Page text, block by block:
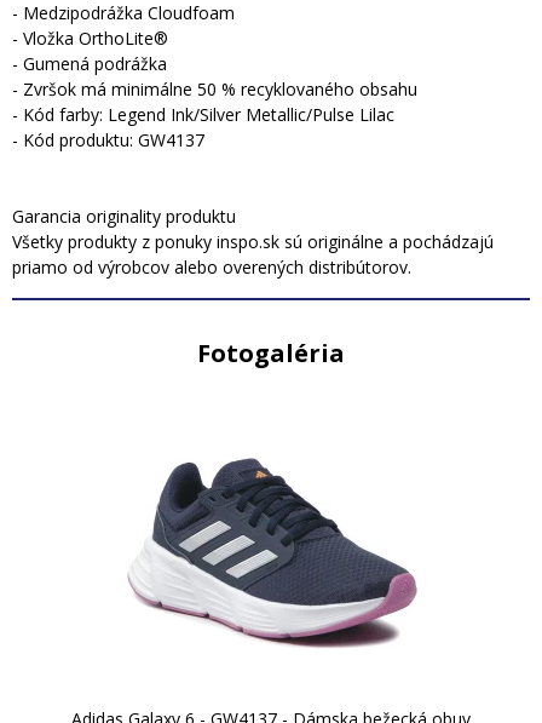
- Medzipodrážka Cloudfoam
- Vložka OrthoLite®
- Gumená podrážka
- Zvršok má minimálne 50 % recyklovaného obsahu
- Kód farby: Legend Ink/Silver Metallic/Pulse Lilac
- Kód produktu: GW4137
Garancia originality produktu
Všetky produkty z ponuky inspo.sk sú originálne a pochádzajú
priamo od výrobcov alebo overených distribútorov.
Fotogaléria